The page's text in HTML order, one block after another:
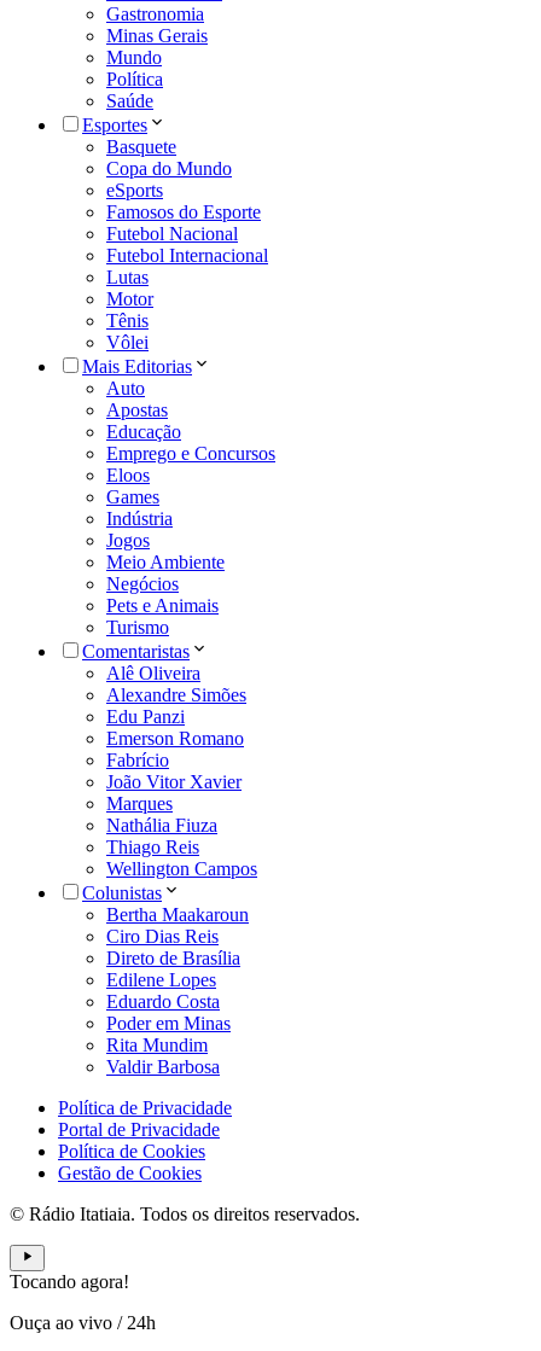
Gastronomia
Minas Gerais
Mundo
Política
Saúde
Esportes
Basquete
Copa do Mundo
eSports
Famosos do Esporte
Futebol Nacional
Futebol Internacional
Lutas
Motor
Tênis
Vôlei
Mais Editorias
Auto
Apostas
Educação
Emprego e Concursos
Eloos
Games
Indústria
Jogos
Meio Ambiente
Negócios
Pets e Animais
Turismo
Comentaristas
Alê Oliveira
Alexandre Simões
Edu Panzi
Emerson Romano
Fabrício
João Vitor Xavier
Marques
Nathália Fiuza
Thiago Reis
Wellington Campos
Colunistas
Bertha Maakaroun
Ciro Dias Reis
Direto de Brasília
Edilene Lopes
Eduardo Costa
Poder em Minas
Rita Mundim
Valdir Barbosa
Política de Privacidade
Portal de Privacidade
Política de Cookies
Gestão de Cookies
© Rádio Itatiaia. Todos os direitos reservados.
Tocando agora!
Ouça ao vivo / 24h